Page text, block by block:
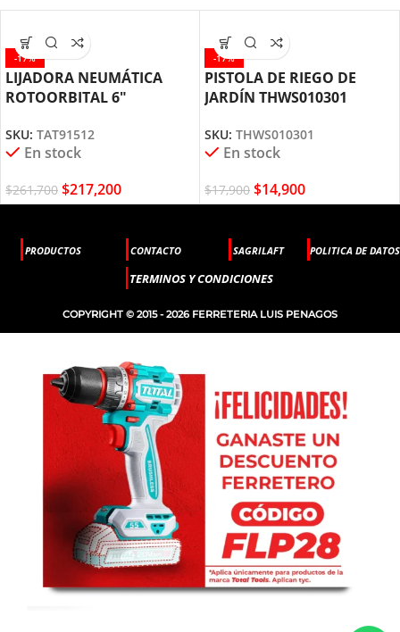
-17%
LIJADORA NEUMÁTICA
ROTOORBITAL 6″
SKU: TAT91512
En stock
$261,700 $217,200
-17%
PISTOLA DE RIEGO DE
JARDÍN THWS010301
SKU: THWS010301
En stock
$17,900 $14,900
PRODUCTOS CONTACTO SAGRILAFT POLITICA DE DATOS
TERMINOS Y CONDICIONES
COPYRIGHT © 2015 - 2026 FERRETERIA LUIS PENAGOS